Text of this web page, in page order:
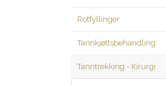
Rotfyllinger
Tannkjøttsbehandling
Tanntrekking - Kirurgi